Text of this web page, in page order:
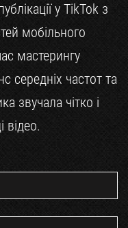
у TikTok з
мобільного
мастерингу
середніх частот та
звучала чітко і
відео.